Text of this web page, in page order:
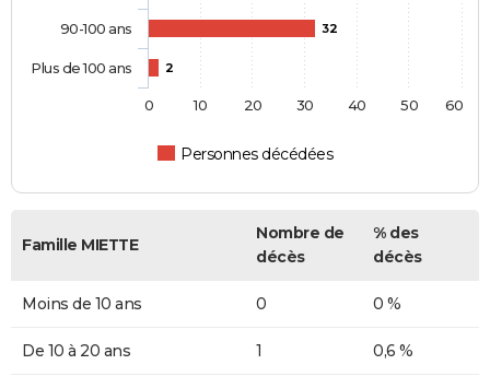
32
2
Personnes décédées
90-100 ans
Plus de 100 ans
0 10 20 30 40 50 60
Famille MIETTE
Nombre de
décès
% des
décès
Moins de 10 ans 0 0 %
De 10 à 20 ans 1 0,6 %